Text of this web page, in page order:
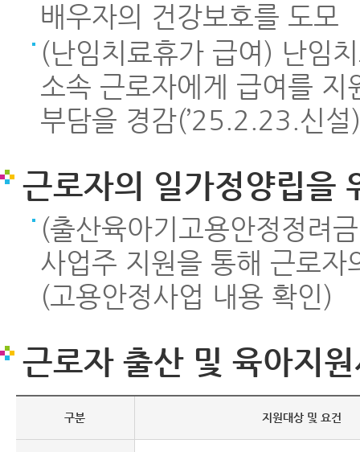
배우자의 건강보호를 도모
(난임치료휴가 급여) 난임
소속 근로자에게 급여를
부담을 경감(’25.2.23.신설)
근로자의 일가정양립을
(출산육아기고용안정정려
사업주 지원을 통해 근로
(고용안정사업 내용 확인)
근로자 출산 및 육아지
구분 지원대상 및 요건